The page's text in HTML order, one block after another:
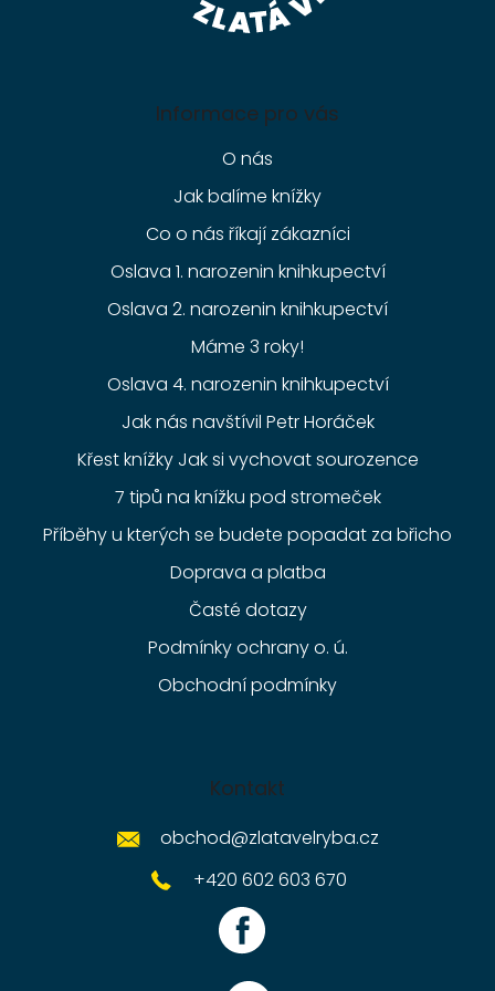
Informace pro vás
O nás
Jak balíme knížky
Co o nás říkají zákazníci
Oslava 1. narozenin knihkupectví
Oslava 2. narozenin knihkupectví
Máme 3 roky!
Oslava 4. narozenin knihkupectví
Jak nás navštívil Petr Horáček
Křest knížky Jak si vychovat sourozence
7 tipů na knížku pod stromeček
Příběhy u kterých se budete popadat za břicho
Doprava a platba
Časté dotazy
Podmínky ochrany o. ú.
Obchodní podmínky
Kontakt
obchod@zlatavelryba.cz
+420 602 603 670